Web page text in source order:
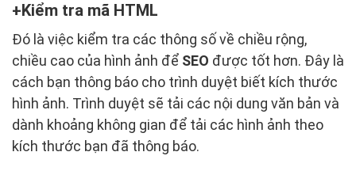
Kiểm tra mã HTML
Đó là việc kiểm tra các thông số về chiều rộng,
chiều cao của hình ảnh để SEO được tốt hơn. Đây là
cách bạn thông báo cho trình duyệt biết kích thước
hình ảnh. Trình duyệt sẽ tải các nội dung văn bản và
dành khoảng không gian để tải các hình ảnh theo
kích thước bạn đã thông báo.